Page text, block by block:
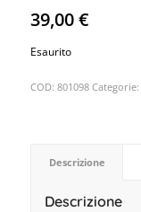
39,00€
Esaurito
COD: 801098 Categorie:
Descrizione
Descrizione